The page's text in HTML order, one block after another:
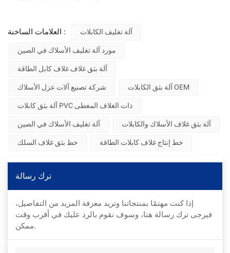
العلامات الساخنة :
آلة تغليف الكابلات
مورد آلة تغليف الأسلاك في الصين
آلة بثق غلاف غلاف كابل الطاقة
شركة تصنيع آلات عزل الأسلاك
آلة بثق الكابلات OEM
آلة بثق كابلات PVC ذات الغلاف المغطى
آلة تغليف الأسلاك في الصين
آلة بثق غلاف الأسلاك والكابلات
خط بثق غلاف السلك
خط إنتاج غلاف كابلات الطاقة
ترك رسالة
إذا كنت مهتمًا بمنتجاتنا وتريد معرفة المزيد من التفاصيل،
فيرجى ترك رسالة هنا، وسوف نقوم بالرد عليك في أقرب وقت
ممكن.